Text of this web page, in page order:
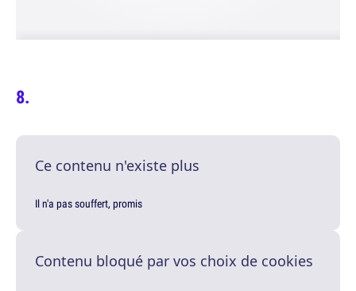
Ce contenu n'existe plus
Il n'a pas souffert, promis
Contenu bloqué par vos choix de cookies